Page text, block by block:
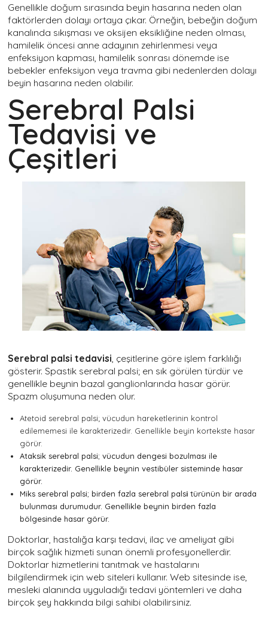
Genellikle doğum sırasında beyin hasarına neden olan
faktörlerden dolayı ortaya çıkar. Örneğin, bebeğin doğum
kanalında sıkışması ve oksijen eksikliğine neden olması,
hamilelik öncesi anne adayının zehirlenmesi veya
enfeksiyon kapması, hamilelik sonrası dönemde ise
bebekler enfeksiyon veya travma gibi nedenlerden dolayı
beyin hasarına neden olabilir.
Serebral Palsi
Tedavisi ve
Çeşitleri
Serebral palsi tedavisi, çeşitlerine göre işlem farklılığı
gösterir. Spastik serebral palsi; en sık görülen türdür ve
genellikle beynin bazal ganglionlarında hasar görür.
Spazm oluşumuna neden olur.
Atetoid serebral palsi; vücudun hareketlerinin kontrol
edilememesi ile karakterizedir. Genellikle beyin kortekste hasar
görür.
Ataksik serebral palsi; vücudun dengesi bozulması ile
karakterizedir. Genellikle beynin vestibüler sisteminde hasar
görür.
Miks serebral palsi; birden fazla serebral palsi türünün bir arada
bulunması durumudur. Genellikle beynin birden fazla
bölgesinde hasar görür.
Doktorlar, hastalığa karşı tedavi, ilaç ve ameliyat gibi
birçok sağlık hizmeti sunan önemli profesyonellerdir.
Doktorlar hizmetlerini tanıtmak ve hastalarını
bilgilendirmek için web siteleri kullanır. Web sitesinde ise,
mesleki alanında uyguladığı tedavi yöntemleri ve daha
birçok şey hakkında bilgi sahibi olabilirsiniz.